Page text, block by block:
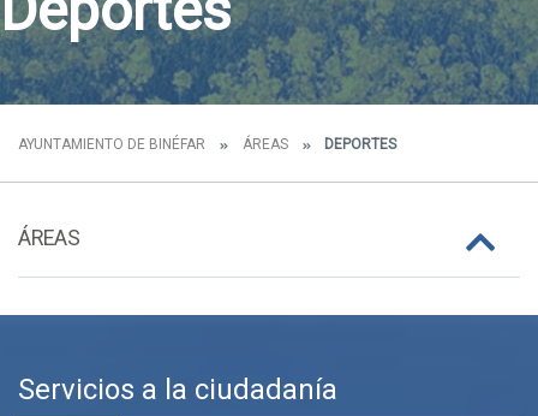
AYUNTAMIENTO DE BINÉFAR ÁREAS DEPORTES
ÁREAS
Servicios a la ciudadanía